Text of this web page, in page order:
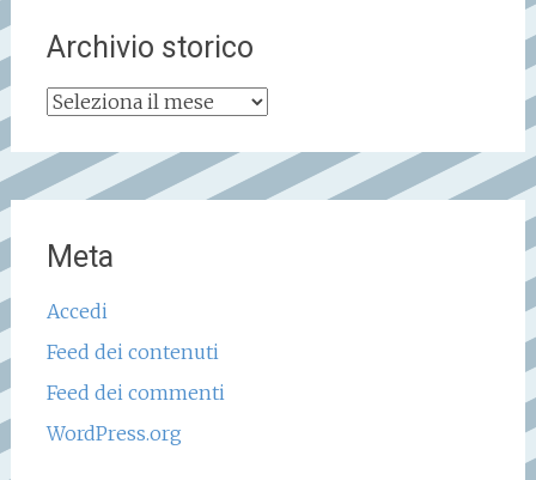
Archivio storico
Archivio
Meta
Accedi
Feed dei contenuti
Feed dei commenti
WordPress.org